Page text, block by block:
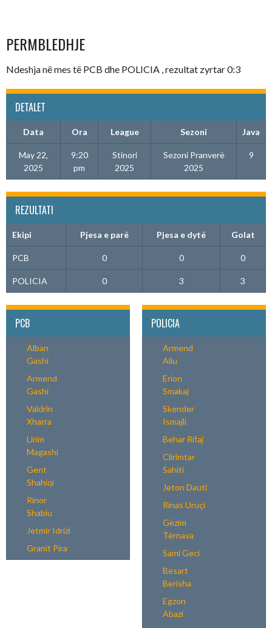
PERMBLEDHJE
Ndeshja në mes të PCB dhe POLICIA , rezultat zyrtar 0:3
DETALET
Data Ora League Sezoni Java
May 22,
2025
9:20
pm
Stinori
2025
Sezoni Pranverë
2025
9
REZULTATI
Ekipi Pjesa e parë Pjesa e dytë Golat
PCB 0 0 0
POLICIA 0 3 3
PCB
Alban
Gashi
Armend
Gashi
Valdrin
Xharra
Lirim
Magashi
Gent
Shahiqi
Rinor
Shabiu
Jetmir Idrizi
Granit Pira
POLICIA
Armend
Aliu
Erion
Smakaj
Skender
Ismajli
Behar Rifaj
Clirimtar
Sahiti
Jeton Dauti
Rinas Uruçi
Gëzim
Tërnava
Sami Geci
Besart
Berisha
Egzon
Abazi